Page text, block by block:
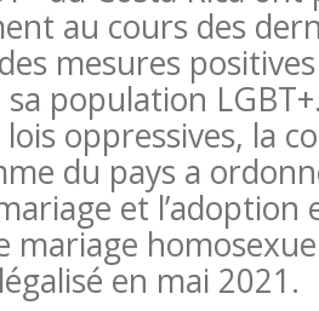
au cours des
mesures
population
oppressives, la
du pays a
et l’adoption
mariage
en mai 2021.